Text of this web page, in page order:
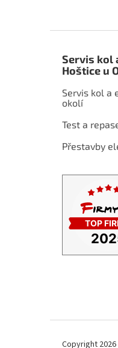
Servis kol
Hoštice u
Servis kol a
okolí
Test a
Přestavby
Copyright 2026